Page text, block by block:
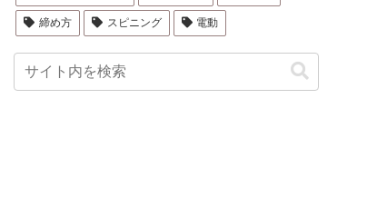
締め方 スピニング 電動